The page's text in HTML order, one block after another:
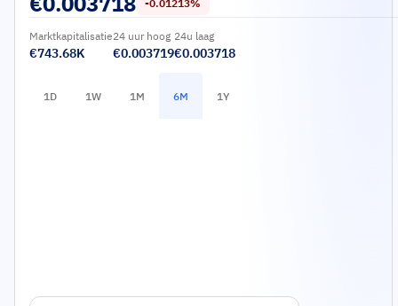
-0.01213%
Marktkapitalisatie
€743.68K
24 uur hoog
€0.003719
24u laag
€0.003718
1D 1W 1M 6M 1Y